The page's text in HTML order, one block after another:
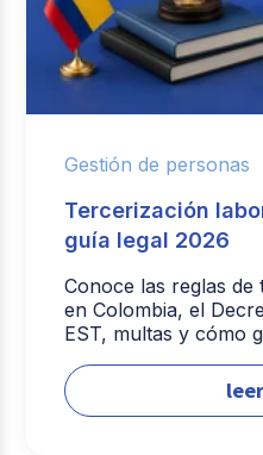
Gestión de personas
Tercerización
guía legal 2026
Conoce las reglas
en Colombia, el
EST, multas y cómo